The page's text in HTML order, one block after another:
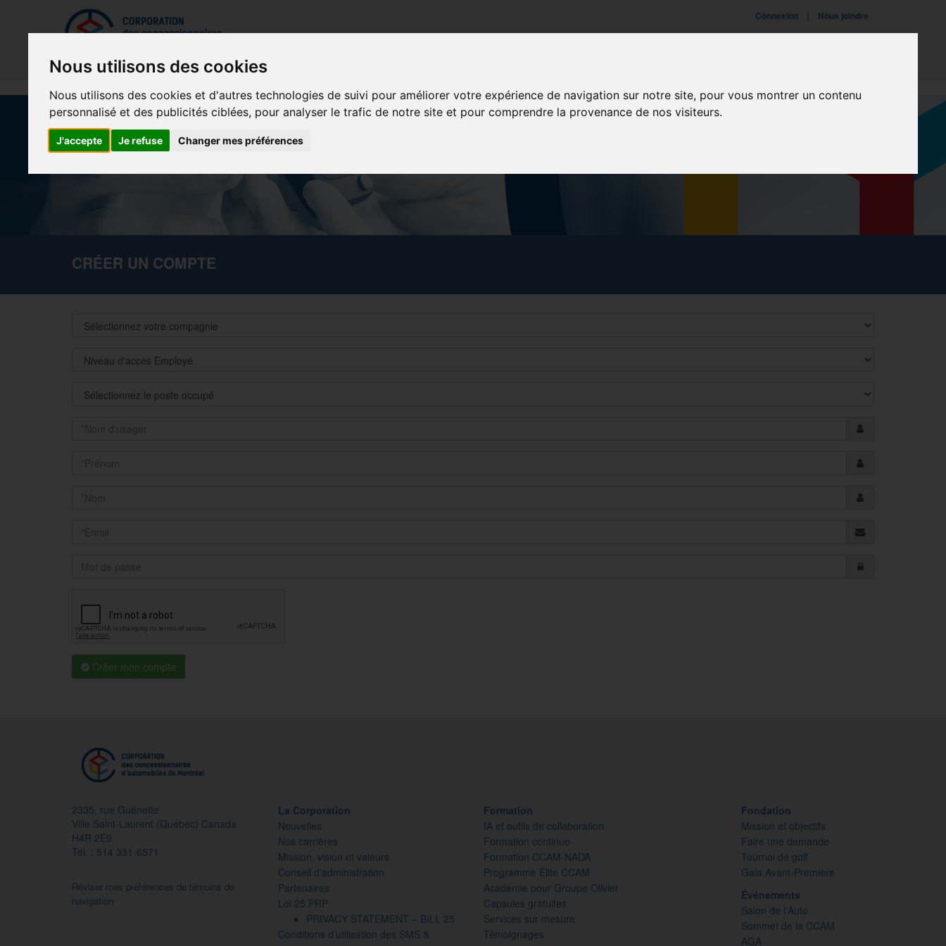
Nous utilisons des cookies
Nous utilisons des cookies et d'autres technologies de suivi pour améliorer votre expérience de navigation sur notre site, pour vous montrer un contenu
personnalisé et des publicités ciblées, pour analyser le trafic de notre site et pour comprendre la provenance de nos visiteurs.
J'accepte Je refuse Changer mes préférences
Mettreà jour vos préférences de témoins
Connexion Nous joindre
CRÉER UN COMPTE
Compagnie
Niveau
Poste
Créer mon compte
2335, rue Guénette
Ville Saint-Laurent (Québec) Canada
H4R 2E9
Tél. : 514 331-6571
Réviser mes préférences de témoins de
navigation
La Corporation
Nouvelles
Nos carrières
Mission, vision et valeurs
Conseil d'administration
Partenaires
Loi 25 PRP
PRIVACY STATEMENT – BILL 25
Conditions d’utilisation des SMS &
Formation
IA et outils de collaboration
Formation continue
Formation CCAM-NADA
Programme Élite CCAM
Académie pour Groupe Olivier
Capsules gratuites
Services sur mesure
Témoignages
Fondation
Mission et objectifs
Faire une demande
Tournoi de golf
Gala Avant-Première
Événements
Salon de l'Auto
Sommet de la CCAM
AGA